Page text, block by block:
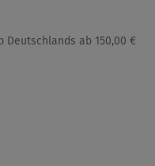
ab 150,00 €